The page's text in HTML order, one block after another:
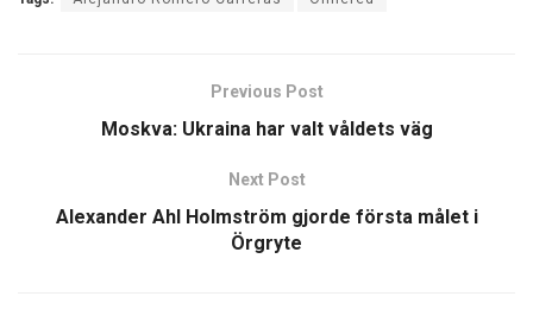
Previous Post
Moskva: Ukraina har valt våldets väg
Next Post
Alexander Ahl Holmström gjorde första målet i
Örgryte